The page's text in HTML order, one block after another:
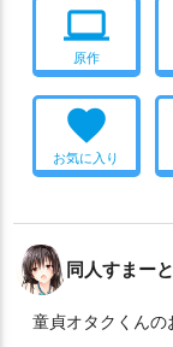
computer
原作
favorite
お気に入り
同人すまー
童貞オタクくん